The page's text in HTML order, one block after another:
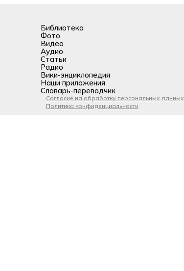
Библиотека
Фото
Видео
Аудио
Статьи
Радио
Вики-энциклопедия
Наши приложения
Словарь-переводчик
Согласие на обработку персональных данных
Политика конфиденциальности